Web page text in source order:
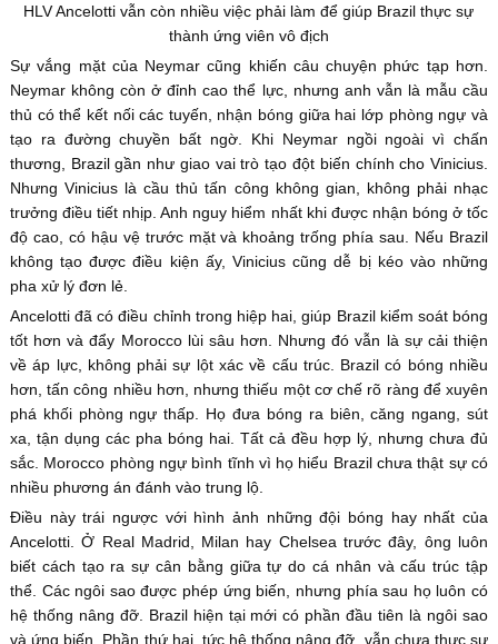
HLV Ancelotti vẫn còn nhiều việc phải làm để giúp Brazil thực sự
thành ứng viên vô địch
Sự vắng mặt của Neymar cũng khiến câu chuyện phức tạp hơn.
Neymar không còn ở đỉnh cao thể lực, nhưng anh vẫn là mẫu cầu
thủ có thể kết nối các tuyến, nhận bóng giữa hai lớp phòng ngự và
tạo ra đường chuyền bất ngờ. Khi Neymar ngồi ngoài vì chấn
thương, Brazil gần như giao vai trò tạo đột biến chính cho Vinicius.
Nhưng Vinicius là cầu thủ tấn công không gian, không phải nhạc
trưởng điều tiết nhịp. Anh nguy hiểm nhất khi được nhận bóng ở tốc
độ cao, có hậu vệ trước mặt và khoảng trống phía sau. Nếu Brazil
không tạo được điều kiện ấy, Vinicius cũng dễ bị kéo vào những
pha xử lý đơn lẻ.
Ancelotti đã có điều chỉnh trong hiệp hai, giúp Brazil kiểm soát bóng
tốt hơn và đẩy Morocco lùi sâu hơn. Nhưng đó vẫn là sự cải thiện
về áp lực, không phải sự lột xác về cấu trúc. Brazil có bóng nhiều
hơn, tấn công nhiều hơn, nhưng thiếu một cơ chế rõ ràng để xuyên
phá khối phòng ngự thấp. Họ đưa bóng ra biên, căng ngang, sút
xa, tận dụng các pha bóng hai. Tất cả đều hợp lý, nhưng chưa đủ
sắc. Morocco phòng ngự bình tĩnh vì họ hiểu Brazil chưa thật sự có
nhiều phương án đánh vào trung lộ.
Điều này trái ngược với hình ảnh những đội bóng hay nhất của
Ancelotti. Ở Real Madrid, Milan hay Chelsea trước đây, ông luôn
biết cách tạo ra sự cân bằng giữa tự do cá nhân và cấu trúc tập
thể. Các ngôi sao được phép ứng biến, nhưng phía sau họ luôn có
hệ thống nâng đỡ. Brazil hiện tại mới có phần đầu tiên là ngôi sao
và ứng biến. Phần thứ hai, tức hệ thống nâng đỡ, vẫn chưa thực sự